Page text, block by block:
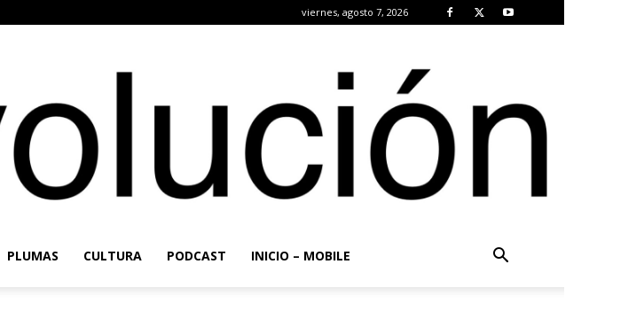
viernes, agosto 7, 2026
PLUMAS CULTURA PODCAST INICIO – MOBILE